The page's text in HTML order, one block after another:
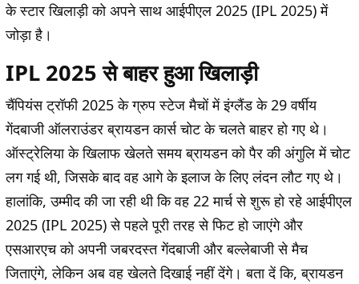
के स्टार खिलाड़ी को अपने साथ आईपीएल 2025 (IPL 2025) में
जोड़ा है।
IPL 2025 से बाहर हुआ खिलाड़ी
चैंपियंस ट्रॉफी 2025 के ग्रुप स्टेज मैचों में इंग्लैंड के 29 वर्षीय
गेंदबाजी ऑलराउंडर ब्रायडन कार्स चोट के चलते बाहर हो गए थे।
ऑस्ट्रेलिया के खिलाफ खेलते समय ब्रायडन को पैर की अंगुलि में चोट
लग गई थी, जिसके बाद वह आगे के इलाज के लिए लंदन लौट गए थे।
हालांकि, उम्मीद की जा रही थी कि वह 22 मार्च से शुरू हो रहे आईपीएल
2025 (IPL 2025) से पहले पूरी तरह से फिट हो जाएंगे और
एसआरएच को अपनी जबरदस्त गेंदबाजी और बल्लेबाजी से मैच
जिताएंगे, लेकिन अब वह खेलते दिखाई नहीं देंगे। बता दें कि, ब्रायडन